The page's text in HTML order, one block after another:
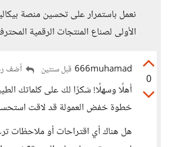
نعمل باستمرار على تحسين منصة
الأولى لصناع المنتجات الرقمية
0
666muhamad قبل سنتين أضف
أهلًا وسهلًا! شكرًا لك على كلماتك
خطوة خفض العمولة قد لاقت
هل هناك أي اقتراحات أو ملاحظات